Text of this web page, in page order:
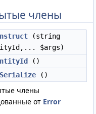
члены
(string
$args)
()
()
члены
от Error